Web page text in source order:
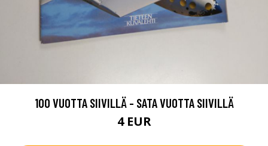
100 VUOTTA SIIVILLÄ - SATA VUOTTA SIIVILLÄ
4 EUR